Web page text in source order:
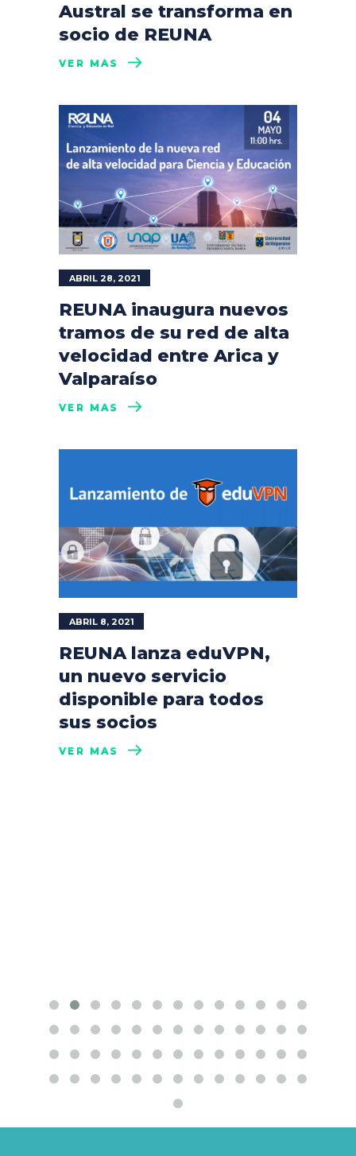
Austral se transforma en
socio de REUNA
VER MÁS
ABRIL 28, 2021
REUNA inaugura nuevos
tramos de su red de alta
velocidad entre Arica y
Valparaíso
VER MÁS
ABRIL 8, 2021
REUNA lanza eduVPN,
un nuevo servicio
disponible para todos
sus socios
VER MÁS